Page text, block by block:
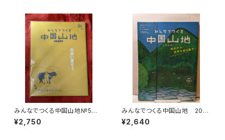
みんなでつくる中国山地№5 2
024 移動が次の幸せをつく
る！ 中国山地編集舎
¥2,750
みんなでつくる中国山地 202
0 №1 地元から世界を創り直
す！
¥2,640